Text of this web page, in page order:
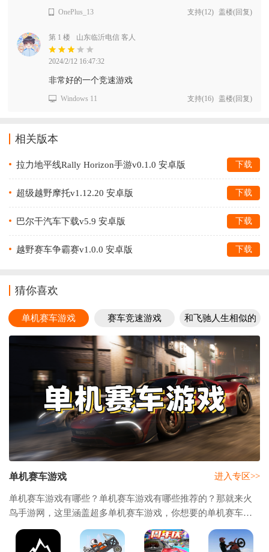
OnePlus_13 支持(12) 盖楼(回复)
第 1 楼 山东临沂电信 客人
2024/2/12 16:47:32
非常好的一个竞速游戏
Windows 11 支持(16) 盖楼(回复)
相关版本
拉力地平线Rally Horizon手游v0.1.0 安卓版 下载
超级越野摩托v1.12.20 安卓版 下载
巴尔干汽车下载v5.9 安卓版 下载
越野赛车争霸赛v1.0.0 安卓版 下载
猜你喜欢
单机赛车游戏 赛车竞速游戏
和飞驰人生相似的
游戏
单机赛车游戏
单机赛车游戏有哪些？单机赛车游戏有哪些推荐的？那就来火
鸟手游网，这里涵盖超多单机赛车游戏，你想要的单机赛车游
戏都在其中，这些单机赛车游戏无需联网就可以畅玩，让您尽
情畅享速度与激情碰撞的快感。无论是渴望
进入专区>>